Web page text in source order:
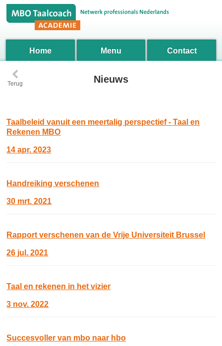
Home Menu Contact
‹
Terug Nieuws
Taalbeleid vanuit een meertalig perspectief - Taal en
Rekenen MBO
14 apr. 2023
Handreiking verschenen
30 mrt. 2021
Rapport verschenen van de Vrije Universiteit Brussel
26 jul. 2021
Taal en rekenen in het vizier
3 nov. 2022
Succesvoller van mbo naar hbo